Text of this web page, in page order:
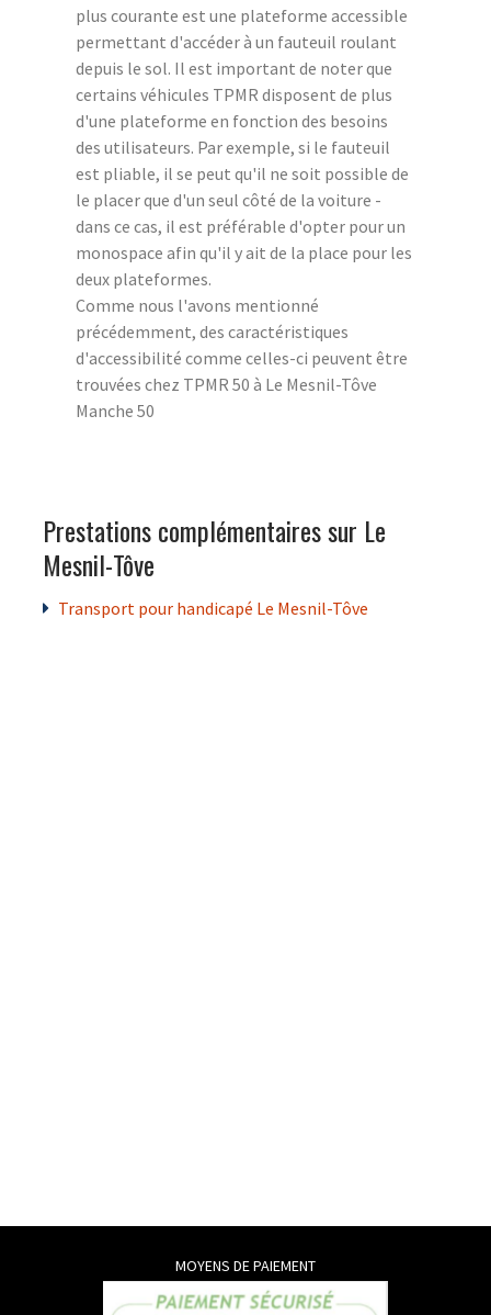
plus courante est une plateforme accessible
permettant d'accéder à un fauteuil roulant
depuis le sol. Il est important de noter que
certains véhicules TPMR disposent de plus
d'une plateforme en fonction des besoins
des utilisateurs. Par exemple, si le fauteuil
est pliable, il se peut qu'il ne soit possible de
le placer que d'un seul côté de la voiture -
dans ce cas, il est préférable d'opter pour un
monospace afin qu'il y ait de la place pour les
deux plateformes.
Comme nous l'avons mentionné
précédemment, des caractéristiques
d'accessibilité comme celles-ci peuvent être
trouvées chez TPMR 50 à Le Mesnil-Tôve
Manche 50
Prestations complémentaires sur Le
Mesnil-Tôve
Transport pour handicapé Le Mesnil-Tôve
MOYENS DE PAIEMENT